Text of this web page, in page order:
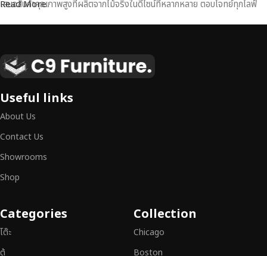
เสนอสินค้าคุณภาพสูงที่ผลิตจากไม้จริงในดีไซน์ที่หลากหลาย ตอบโจทย์ทุกไลฟ์
เหนือระดับ
เฟอร์นิเจอร์ไม้ไม่ใช่เพียงของตกแต่ง แต่เป็นงานศิลปะที่สะท้อนถึงรสนิยมและ
สามารถผสานความสวยงาม ความแข็งแรง และการใช้งานที่ตอบโจทย์ทุกความ
ต้องการได้อย่างลงตัว เฟอร์นิเจอร์ทุกชิ้นของเราผลิตจากวัสดุคุณภาพสูง ผ่าน
การตรวจสอบมาตรฐานอย่างเคร่งครัด
สิก และการใช้งานที่ยาวนาน
ประกันคุณภาพและการบริการที่ดีที่สุด
Read More
Useful links
About Us
Contact Us
Showrooms
Shop
Categories
โต๊ะ
ตู้
Collection
Chicago
Boston